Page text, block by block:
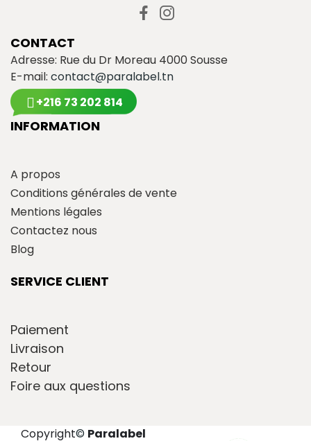
CONTACT
Adresse: Rue du Dr Moreau 4000 Sousse
E-mail: contact@paralabel.tn
+216 73 202 814
INFORMATION
A propos
Conditions générales de vente
Mentions légales
Contactez nous
Blog
SERVICE CLIENT
Paiement
Livraison
Retour
Foire aux questions
Copyright© Paralabel